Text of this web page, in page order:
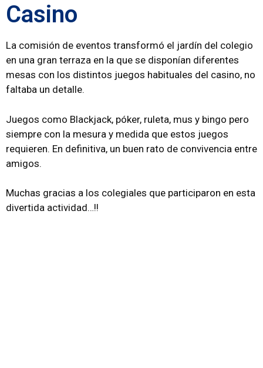
Casino
La comisión de eventos transformó el jardín del colegio
en una gran terraza en la que se disponían diferentes
mesas con los distintos juegos habituales del casino, no
faltaba un detalle.
Juegos como Blackjack, póker, ruleta, mus y bingo pero
siempre con la mesura y medida que estos juegos
requieren. En definitiva, un buen rato de convivencia entre
amigos.
Muchas gracias a los colegiales que participaron en esta
divertida actividad…!!